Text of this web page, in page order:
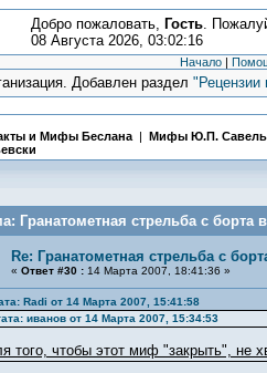
Добро пожаловать, Гость.
08 Августа 2026, 03:02:16
Начало |
Добавлен раздел"Рецензии
и Мифы Беслана| Мифы Ю.П.
Гранатометная стрельба с борта
Re: Гранатометная стрельба с
« Ответ #30 :14 Марта 2007, 18:41:36 »
Radi от 14 Марта 2007, 15:41:58
иванов от 14 Марта 2007, 15:34:53
того, чтобы этот миф "закрыть", не